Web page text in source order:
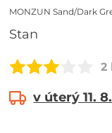
MONZUN Sand/Dark
stan
2
v úterý 11.